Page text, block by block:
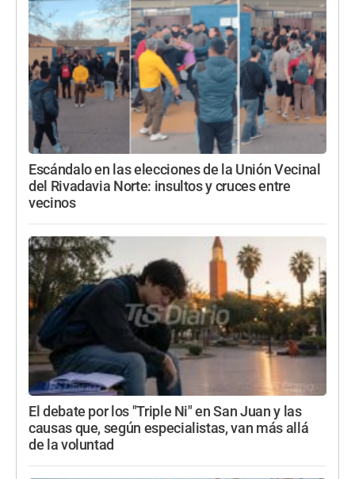
Escándalo en las elecciones de la Unión Vecinal
del Rivadavia Norte: insultos y cruces entre
vecinos
El debate por los "Triple Ni" en San Juan y las
causas que, según especialistas, van más allá
de la voluntad